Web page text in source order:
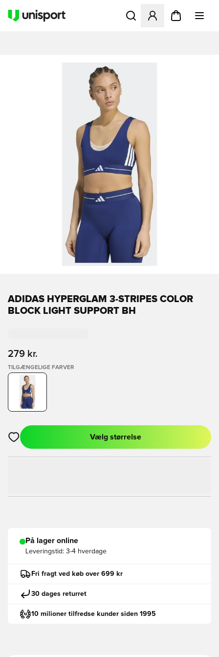
Åbner en Modal til at
ADIDAS HYPERGLAM 3-STRIPES COLOR
BLOCK LIGHT SUPPORT BH
279 kr.
TILGÆNGELIGE FARVER
Åbner en Modal til at logge ind eller tilmelde dig som medlem
Vælg størrelse
På lager online
Leveringstid: 3-4 hverdage
Fri fragt ved køb over 699 kr
30 dages returret
10 milioner tilfredse kunder siden 1995